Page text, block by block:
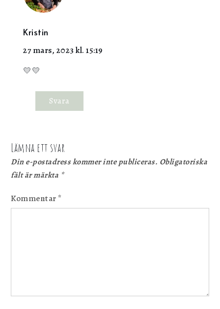
Kristin
27 mars, 2023 kl. 15:19
💛💛
Svara
Lämna ett svar
Din e-postadress kommer inte publiceras. Obligatoriska
fält är märkta *
Kommentar*